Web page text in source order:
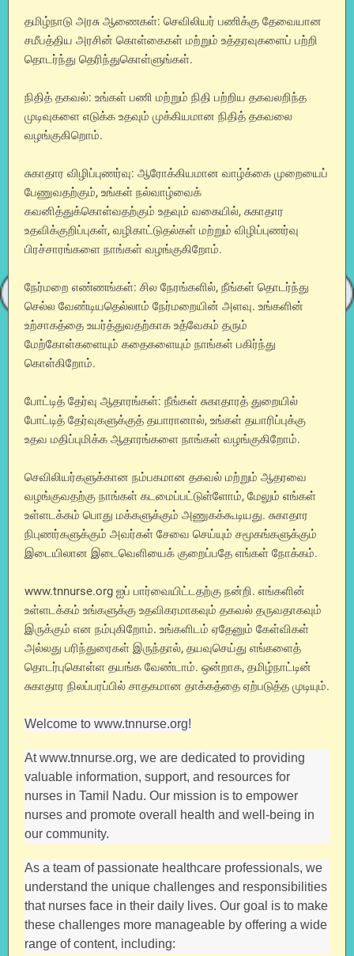
தமிழ்நாடு அரசு ஆணைகள்: செவிலியர் பணிக்கு தேவையான
சமீபத்திய அரசின் கொள்கைகள் மற்றும் உத்தரவுகளைப் பற்றி
தொடர்ந்து தெரிந்துகொள்ளுங்கள்.
நிதித் தகவல்: உங்கள் பணி மற்றும் நிதி பற்றிய தகவலறிந்த
முடிவுகளை எடுக்க உதவும் முக்கியமான நிதித் தகவலை
வழங்குகிறொம்.
சுகாதார விழிப்புணர்வு: ஆரோக்கியமான வாழ்க்கை முறையைப்
பேணுவதற்கும், உங்கள் நல்வாழ்வைக்
கவனித்துக்கொள்வதற்கும் உதவும் வகையில், சுகாதார
உதவிக்குறிப்புகள், வழிகாட்டுதல்கள் மற்றும் விழிப்புணர்வு
பிரச்சாரங்களை நாங்கள் வழங்குகிறோம்.
நேர்மறை எண்ணங்கள்: சில நேரங்களில், நீங்கள் தொடர்ந்து
செல்ல வேண்டியதெல்லாம் நேர்மறையின் அளவு. உங்களின்
உற்சாகத்தை உயர்த்துவதற்காக உத்வேகம் தரும்
மேற்கோள்களையும் கதைகளையும் நாங்கள் பகிர்ந்து
கொள்கிறோம்.
போட்டித் தேர்வு ஆதாரங்கள்: நீங்கள் சுகாதாரத் துறையில்
போட்டித் தேர்வுகளுக்குத் தயாரானால், உங்கள் தயாரிப்புக்கு
உதவ மதிப்புமிக்க ஆதாரங்களை நாங்கள் வழங்குகிறோம்.
செவிலியர்களுக்கான நம்பகமான தகவல் மற்றும் ஆதரவை
வழங்குவதற்கு நாங்கள் கடமைப்பட்டுள்ளோம், மேலும் எங்கள்
உள்ளடக்கம் பொது மக்களுக்கும் அணுகக்கூடியது. சுகாதார
நிபுணர்களுக்கும் அவர்கள் சேவை செய்யும் சமூகங்களுக்கும்
இடையிலான இடைவெளியைக் குறைப்பதே எங்கள் நோக்கம்.
www.tnnurse.org ஐப் பார்வையிட்டதற்கு நன்றி. எங்களின்
உள்ளடக்கம் உங்களுக்கு உதவிகரமாகவும் தகவல் தருவதாகவும்
இருக்கும் என நம்புகிறோம். உங்களிடம் ஏதேனும் கேள்விகள்
அல்லது பரிந்துரைகள் இருந்தால், தயவுசெய்து எங்களைத்
தொடர்புகொள்ள தயங்க வேண்டாம். ஒன்றாக, தமிழ்நாட்டின்
சுகாதார நிலப்பரப்பில் சாதகமான தாக்கத்தை ஏற்படுத்த முடியும்.
Welcome to www.tnnurse.org!
At www.tnnurse.org, we are dedicated to providing
valuable information, support, and resources for
nurses in Tamil Nadu. Our mission is to empower
nurses and promote overall health and well-being in
our community.
As a team of passionate healthcare professionals, we
understand the unique challenges and responsibilities
that nurses face in their daily lives. Our goal is to make
these challenges more manageable by offering a wide
range of content, including: